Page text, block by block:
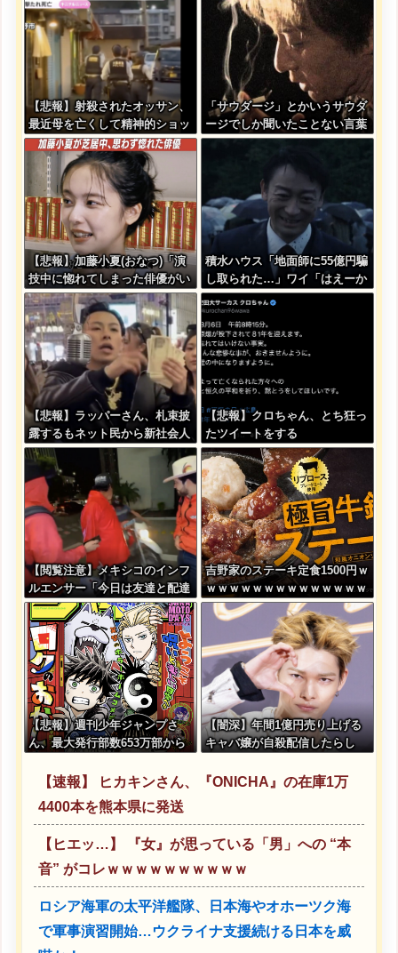
【悲報】射殺されたオッサン、
最近母を亡くして精神的ショッ
クを受けていたと判明・・・
「サウダージ」とかいうサウダ
ージでしか聞いたことない言葉
ｗｗｗｗｗｗｗｗ
【悲報】加藤小夏(おなつ)「演
技中に惚れてしまった俳優がい
る」
積水ハウス「地面師に55億円騙
し取られた…」ワイ「はえーか
わいそう…会社滅茶苦茶やろな
ぁ」→
【悲報】ラッパーさん、札束披
露するもネット民から新社会人
の初ボーナスくらいしかないと
笑われる
【悲報】クロちゃん、とち狂っ
たツイートをする
【閲覧注意】メキシコのインフ
ルエンサー「今日は友達と配達
員のアルバイトを体験してみる
よ！！」←結果・・・
吉野家のステーキ定食1500円ｗ
ｗｗｗｗｗｗｗｗｗｗｗｗｗｗ
ｗｗｗｗ
【悲報】週刊少年ジャンプさ
ん、最大発行部数653万部から
てしまう
【闇深】年間1億円売り上げる
キャバ嬢が自殺配信したらし
【速報】 ヒカキンさん、『ONICHA』の在庫1万
4400本を熊本県に発送
【ヒエッ…】 『女』が思っている「男」への “本
音” がコレｗｗｗｗｗｗｗｗｗｗ
ロシア海軍の太平洋艦隊、日本海やオホーツク海
で軍事演習開始…ウクライナ支援続ける日本を威